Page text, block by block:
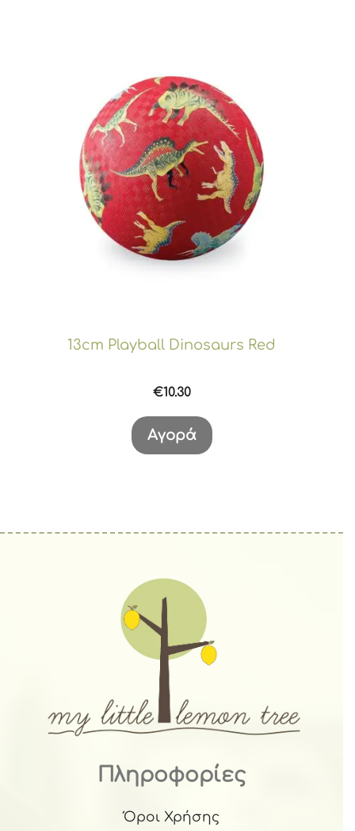
13cm Playball Dinosaurs Red
€10.30
Αγορά
Πληροφορίες
Όροι Χρήσης